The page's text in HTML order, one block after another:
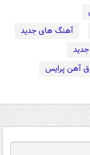
آهنگ های جدید
آهن پرایس